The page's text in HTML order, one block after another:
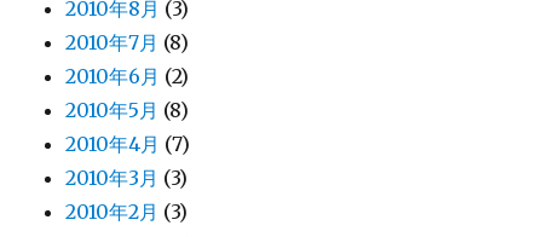
2010年8月 (3)
2010年7月 (8)
2010年6月 (2)
2010年5月 (8)
2010年4月 (7)
2010年3月 (3)
2010年2月 (3)